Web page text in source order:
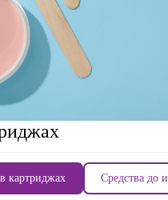
картриджах Средства до